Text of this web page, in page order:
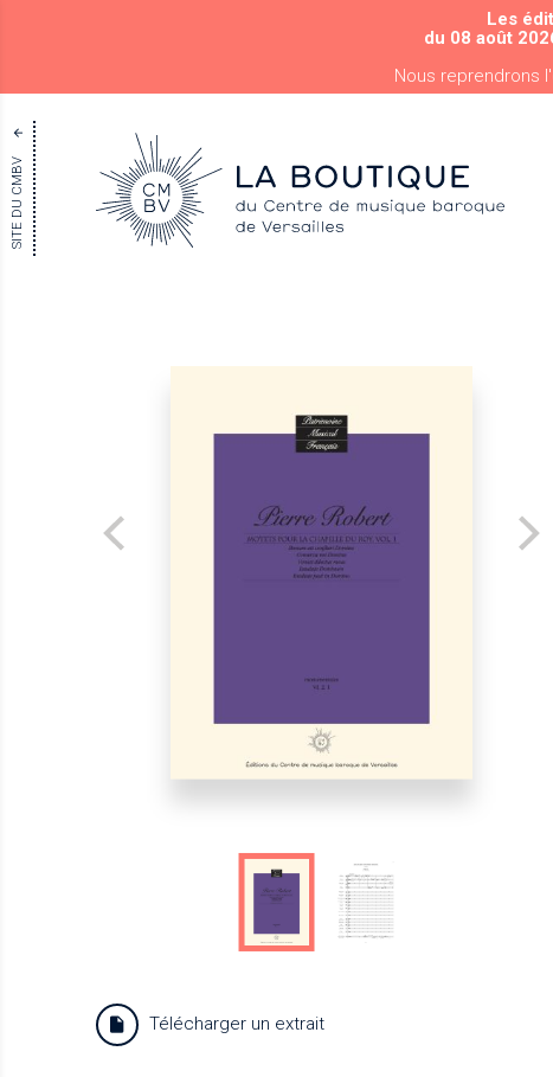
Les
du 08 août
Nous reprendrons
SITE DU CMBV
Télécharger un extrait